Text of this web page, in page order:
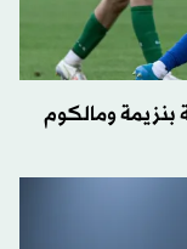
بنزيمة ومالكوم